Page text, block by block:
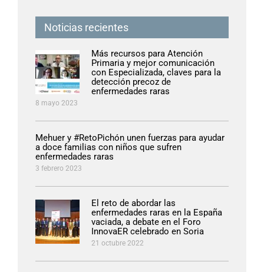
Noticias recientes
Más recursos para Atención
Primaria y mejor comunicación
con Especializada, claves para la
detección precoz de
enfermedades raras
8 mayo 2023
Mehuer y #RetoPichón unen fuerzas para ayudar
a doce familias con niños que sufren
enfermedades raras
3 febrero 2023
El reto de abordar las
enfermedades raras en la España
vaciada, a debate en el Foro
InnovaER celebrado en Soria
21 octubre 2022